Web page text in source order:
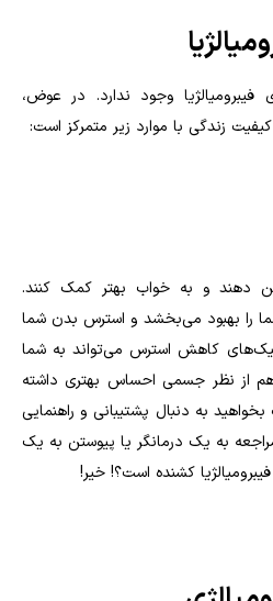
وجود ندارد. در عوض،
زندگی با موارد زیر متمرکز است:
دهند و به خواب بهتر کمک کنند.
را بهبود می‌بخشد و استرس بدن شما
کاهش استرس می‌تواند به شما
از نظر جسمی احساس بهتری داشته
به دنبال پشتیبانی و راهنمایی
به یک درمانگر یا پیوستن به یک
کشنده است؟! خیر!